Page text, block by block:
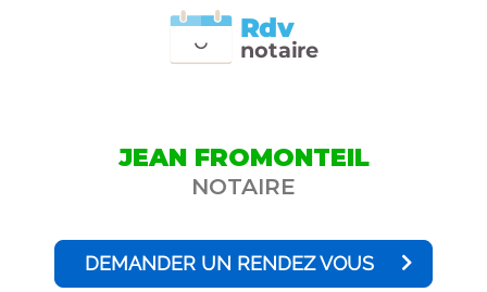
notaire
Rdv
JEAN FROMONTEIL
NOTAIRE
DEMANDER UN RENDEZ VOUS